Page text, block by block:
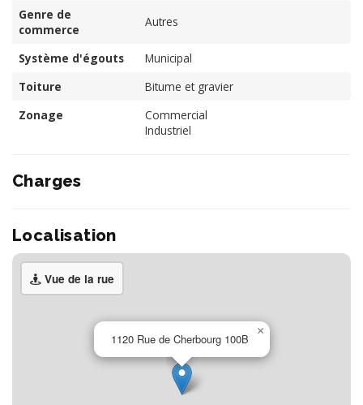
Genre de
commerce
Autres
Système d'égouts
Municipal
Toiture
Bitume et gravier
Zonage
Commercial
Industriel
Charges
Localisation
Vue de la rue
1120 Rue de Cherbourg 100B
×